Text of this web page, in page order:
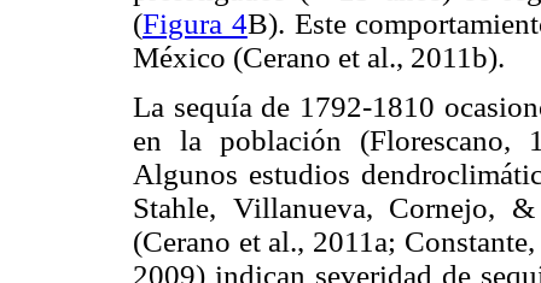
(Figura 4B). Este
México (Cerano et al., 2011b).
La sequía de 1792-1810
en la población (Florescano,
Algunos estudios
Stahle, Villanueva, Cornejo,
(Cerano et al., 2011a;
2009) indican severidad de